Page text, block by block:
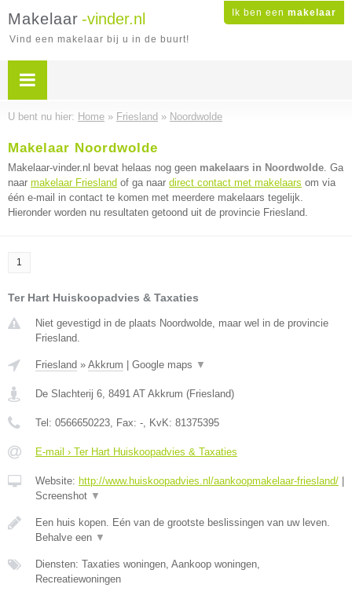
Ik ben een makelaar
Makelaar -vinder.nl
Vind een makelaar bij u in de buurt!
U bent nu hier: Home » Friesland » Noordwolde
Makelaar Noordwolde
Makelaar-vinder.nl bevat helaas nog geen makelaars in Noordwolde. Ga
naar makelaar Friesland of ga naar direct contact met makelaars om via
één e-mail in contact te komen met meerdere makelaars tegelijk.
Hieronder worden nu resultaten getoond uit de provincie Friesland.
1
Ter Hart Huiskoopadvies & Taxaties
Niet gevestigd in de plaats Noordwolde, maar wel in de provincie
Friesland.
Friesland » Akkrum Google maps ▼
De Slachterij 6, 8491 AT Akkrum (Friesland)
Tel: 0566650223, Fax: -, KvK: 81375395
E-mail › Ter Hart Huiskoopadvies & Taxaties
Website: http://www.huiskoopadvies.nl/aankoopmakelaar-friesland/
Screenshot ▼
Een huis kopen. Eén van de grootste beslissingen van uw leven.
Behalve een ▼
Diensten: Taxaties woningen, Aankoop woningen,
Recreatiewoningen